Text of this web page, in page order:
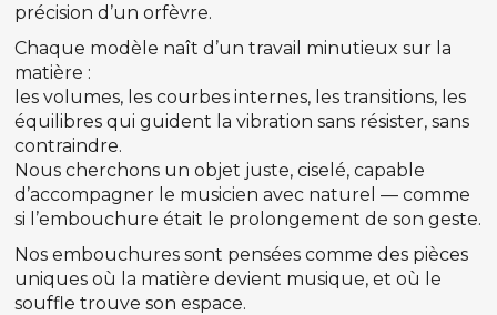
précision d’un orfèvre.
Chaque modèle naît d’un travail minutieux sur la
matière :
les volumes, les courbes internes, les transitions, les
équilibres qui guident la vibration sans résister, sans
contraindre.
Nous cherchons un objet juste, ciselé, capable
d’accompagner le musicien avec naturel — comme
si l’embouchure était le prolongement de son geste.
Nos embouchures sont pensées comme des pièces
uniques où la matière devient musique, et où le
souffle trouve son espace.